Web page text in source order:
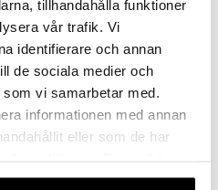
tillhandahålla funktioner
vår trafik. Vi
identifierare och annan
de sociala medier och
vi samarbetar med.
informationen med annan
eller som de har
av vår webbplats.
24,90 €